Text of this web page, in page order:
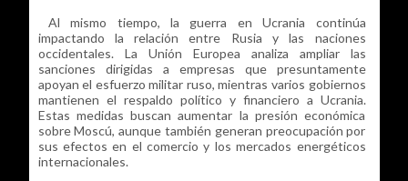
Al mismo tiempo, la guerra en Ucrania continúa
impactando la relación entre Rusia y las naciones
occidentales. La Unión Europea analiza ampliar las
sanciones dirigidas a empresas que presuntamente
apoyan el esfuerzo militar ruso, mientras varios gobiernos
mantienen el respaldo político y financiero a Ucrania.
Estas medidas buscan aumentar la presión económica
sobre Moscú, aunque también generan preocupación por
sus efectos en el comercio y los mercados energéticos
internacionales.